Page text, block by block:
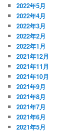
2022年5月
2022年4月
2022年3月
2022年2月
2022年1月
2021年12月
2021年11月
2021年10月
2021年9月
2021年8月
2021年7月
2021年6月
2021年5月